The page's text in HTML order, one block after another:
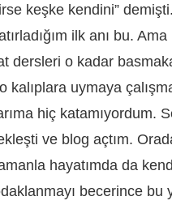
keşke kendini”
ilk anı bu. Ama
dersleri o kadar
kalıplara uymaya
hiç katamıyordum.
ve blog açtım.
hayatımda da
becerince bu